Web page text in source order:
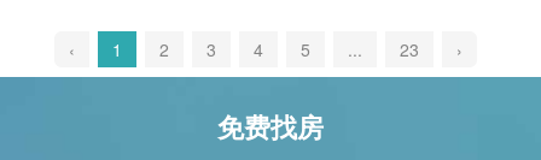
‹ 1 2 3 4 5 ... 23 ›
免费找房